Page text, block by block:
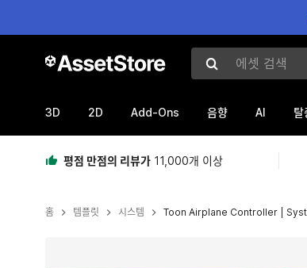
에셋 검색
3D 2D Add-Ons 음향 AI 탈
평점 만점의 리뷰가 11,000개 이상
홈 템플릿 시스템 Toon Airplane Controller |